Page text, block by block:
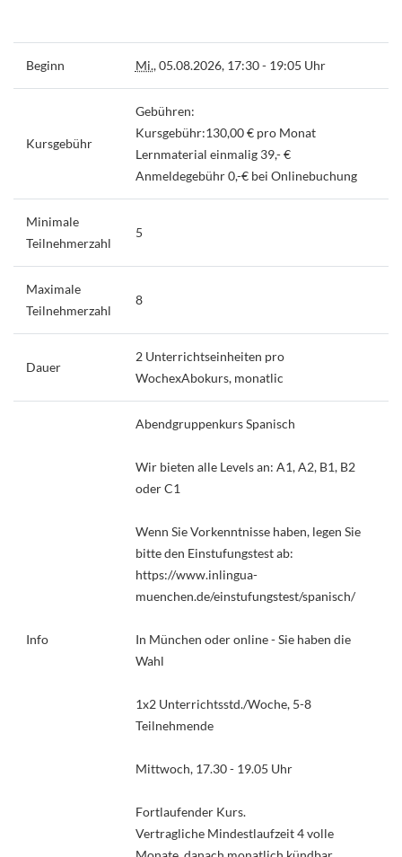
Beginn Mi., 05.08.2026, 17:30 - 19:05 Uhr
Kursgebühr
Gebühren:
Kursgebühr:130,00 € pro Monat
Lernmaterial einmalig 39,- €
Anmeldegebühr 0,-€ bei Onlinebuchung
Minimale
Teilnehmerzahl
5
Maximale
Teilnehmerzahl
8
Dauer
2 Unterrichtseinheiten pro
WochexAbokurs, monatlic
Info
Abendgruppenkurs Spanisch
Wir bieten alle Levels an: A1, A2, B1, B2
oder C1
Wenn Sie Vorkenntnisse haben, legen Sie
bitte den Einstufungstest ab:
https://www.inlingua-
muenchen.de/einstufungstest/spanisch/
In München oder online - Sie haben die
Wahl
1x2 Unterrichtsstd./Woche, 5-8
Teilnehmende
Mittwoch, 17.30 - 19.05 Uhr
Fortlaufender Kurs.
Vertragliche Mindestlaufzeit 4 volle